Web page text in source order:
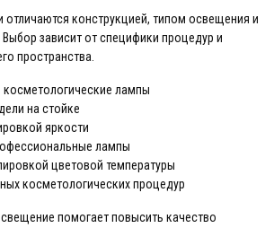
конструкцией, типом освещения и
зависит от специфики процедур и
пространства.
лампы
на стойке
яркости
лампы
цветовой температуры
косметологических процедур
помогает повысить качество